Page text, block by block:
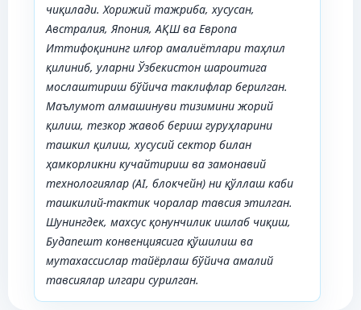
чиқилади. Хорижий тажриба, хусусан,
Австралия, Япония, АҚШ ва Европа
Иттифоқининг илғор амалиётлари таҳлил
қилиниб, уларни Ўзбекистон шароитига
мослаштириш бўйича таклифлар берилган.
Маълумот алмашинуви тизимини жорий
қилиш, тезкор жавоб бериш гуруҳларини
ташкил қилиш, хусусий сектор билан
ҳамкорликни кучайтириш ва замонавий
технологиялар (AI, блокчейн) ни қўллаш каби
ташкилий-тактик чоралар тавсия этилган.
Шунингдек, махсус қонунчилик ишлаб чиқиш,
Будапешт конвенциясига қўшилиш ва
мутахассислар тайёрлаш бўйича амалий
тавсиялар илгари сурилган.